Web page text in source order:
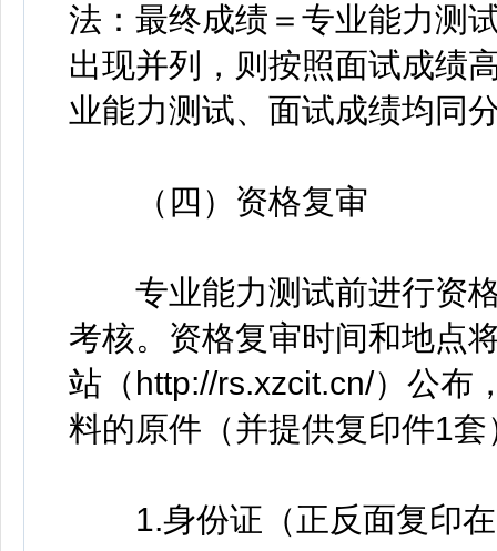
法：最终成绩＝专业能力测
出现并列，则按照面试成绩
业能力测试、面试成绩均同
（四）资格复审
专业能力测试前进行资格
考核。资格复审时间和地点
站（http://rs.xzcit.cn/）公布
料的原件（并提供复印件1套
1.身份证（正反面复印在